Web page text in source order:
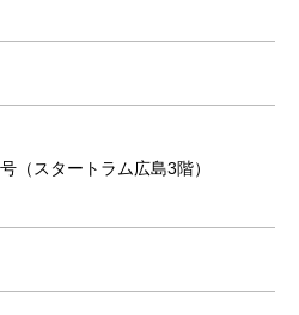
（スタートラム広島3階）